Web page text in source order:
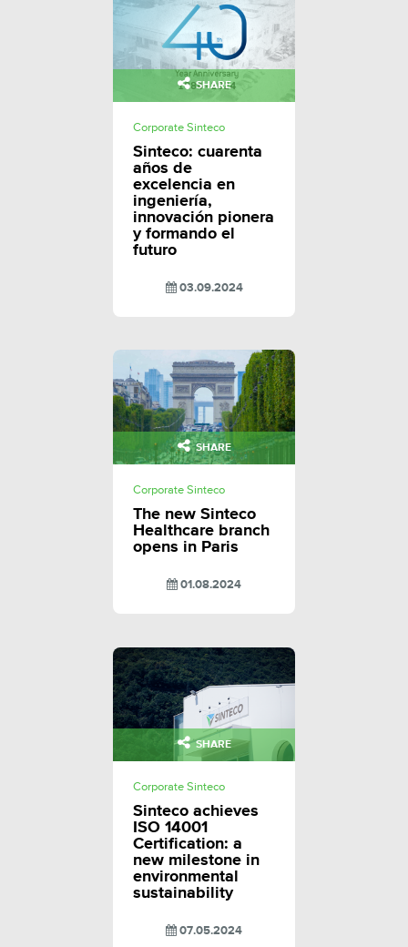
SHARE
Corporate Sinteco
Sinteco: cuarenta
años de
excelencia en
ingeniería,
innovación pionera
y formando el
futuro
03.09.2024
SHARE
Corporate Sinteco
The new Sinteco
Healthcare branch
opens in Paris
01.08.2024
SHARE
Corporate Sinteco
Sinteco achieves
ISO 14001
Certification: a
new milestone in
environmental
sustainability
07.05.2024